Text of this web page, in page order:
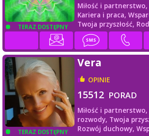
TERAZ DOSTĘPNY
Miłość i partnerstwo,
Kariera i praca,
Twoja przyszłość,
TERAZ DOSTĘPNY
Vera
OPINIE
15512 PORAD
Miłość i partnerstwo,
rozwody, Twoja
Rozwój duchowy,